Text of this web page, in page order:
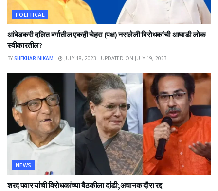
POLITICAL
आंबेडकरी दलित वर्गातील एकही चेहरा (पक्ष) नसलेली विरोधकांची आघाडी लोक
स्वीकारतील?
BY SHEKHAR NIKAM JULY 18, 2023 - UPDATED ON JULY 19, 2023
NEWS
शरद पवार यांची विरोधकांच्या बैठकीला दांडी;अचानक दौरा रद्द